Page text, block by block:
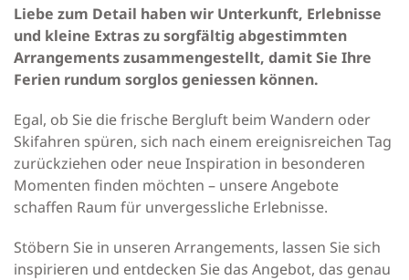
Liebe zum Detail haben wir Unterkunft, Erlebnisse
und kleine Extras zu sorgfältig abgestimmten
Arrangements zusammengestellt, damit Sie Ihre
Ferien rundum sorglos geniessen können.
Egal, ob Sie die frische Bergluft beim Wandern oder
Skifahren spüren, sich nach einem ereignisreichen Tag
zurückziehen oder neue Inspiration in besonderen
Momenten finden möchten – unsere Angebote
schaffen Raum für unvergessliche Erlebnisse.
Stöbern Sie in unseren Arrangements, lassen Sie sich
inspirieren und entdecken Sie das Angebot, das genau